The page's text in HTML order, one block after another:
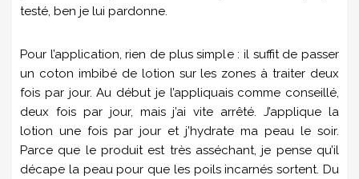
testé, ben je lui pardonne.
Pour l’application, rien de plus simple : il suffit de passer
un coton imbibé de lotion sur les zones à traiter deux
fois par jour. Au début je l’appliquais comme conseillé,
deux fois par jour, mais j’ai vite arrêté. J’applique la
lotion une fois par jour et j’hydrate ma peau le soir.
Parce que le produit est très asséchant, je pense qu’il
décape la peau pour que les poils incarnés sortent. Du